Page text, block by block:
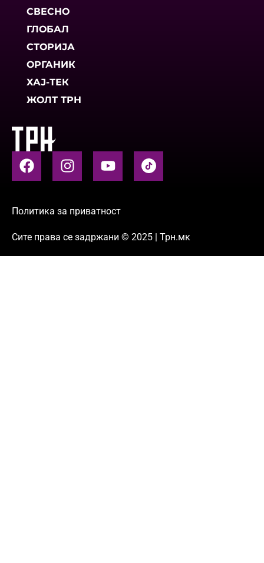
СВЕСНО
ГЛОБАЛ
СТОРИЈА
ОРГАНИК
ХАЈ-ТЕК
ЖОЛТ ТРН
Политика за приватност
Сите права се задржани © 2025 | Трн.мк